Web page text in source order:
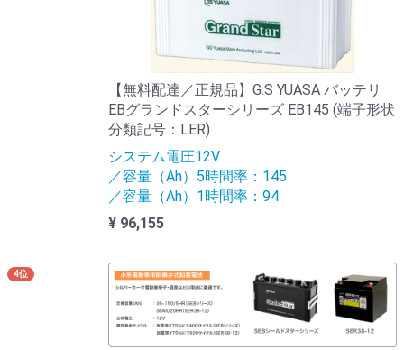
【無料配達／正規品】G.S YUASA バッテリ
EBグランドスターシリーズ EB145 (端子形状
分類記号：LER)
システム電圧12V
／容量（Ah）5時間率：145
／容量（Ah）1時間率：94
¥ 96,155
4位